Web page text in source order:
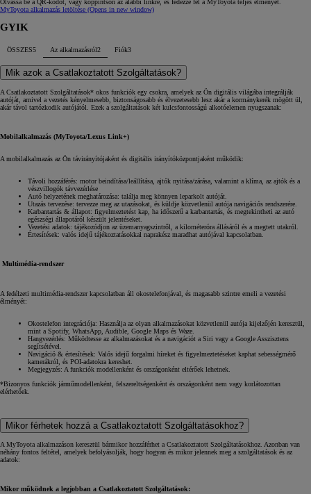
MyToyota alkalmazás letöltése (Opens in new window)
GYIK
ÖSSZES5 Az alkalmazásról2 Fiók3
Mik azok a Csatlakoztatott Szolgáltatások?
A Csatlakoztatott Szolgáltatások* okos funkciók egy csokra, amelyek az Ön digitális világába integrálják
autóját, amivel a vezetés kényelmesebb, biztonságosabb és élvezetesebb lesz akár a kormánykerék mögött ül,
akár távol tartózkodik autójától. Ezek a szolgáltatások két kulcsfontosságú alkotóelemen nyugszanak:
Mobilalkalmazás (MyToyota/Lexus Link+)
A mobilalkalmazás az Ön távirányítójaként és digitális irányítóközpontjaként működik:
Távoli hozzáférés: motor beindítása/leállítása, ajtók nyitása/zárása, valamint a klíma, az ajtók és a
vészvillogók távvezérlése
Autó helyzetének meghatározása: találja meg könnyen leparkolt autóját.
Utazás tervezése: tervezze meg az utazásokat, és küldje közvetlenül autója navigációs rendszerére.
Karbantartás & állapot: figyelmeztetést kap, ha időszerű a karbantartás, és megtekintheti az autó
egészségi állapotáról készült jelentéseket.
Vezetési adatok: tájékozódjon az üzemanyagszintről, a kilométeróra állásáról és a megtett utakról.
Értesítések: valós idejű tájékoztatásokkal naprakész maradhat autójával kapcsolatban.
Multimédia-rendszer
A fedélzeti multimédia-rendszer kapcsolatban áll okostelefonjával, és magasabb szintre emeli a vezetési
élményét:
Okostelefon integrációja: Használja az olyan alkalmazásokat közvetlenül autója kijelzőjén keresztül,
mint a Spotify, WhatsApp, Audible, Google Maps és Waze.
Hangvezérlés: Működtesse az alkalmazásokat és a navigációt a Siri vagy a Google Asszisztens
segítsétével.
Navigáció & értesítések: Valós idejű forgalmi híreket és figyelmeztetéseket kaphat sebességmérő
kamerákról, és POI-adatokra kereshet.
Megjegyzés: A funkciók modellenként és országonként eltérőek lehetnek.
*Bizonyos funkciók járműmodellenként, felszereltségenként és országonként nem vagy korlátozottan
elérhetőek.
Mikor férhetek hozzá a Csatlakoztatott Szolgáltatásokhoz?
A MyToyota alkalmazáson keresztül bármikor hozzáférhet a Csatlakoztatott Szolgáltatásokhoz. Azonban van
néhány fontos feltétel, amelyek befolyásolják, hogy hogyan és mikor jelennek meg a szolgáltatások és az
adatok:
Mikor működnek a legjobban a Csatlakoztatott Szolgáltatások: